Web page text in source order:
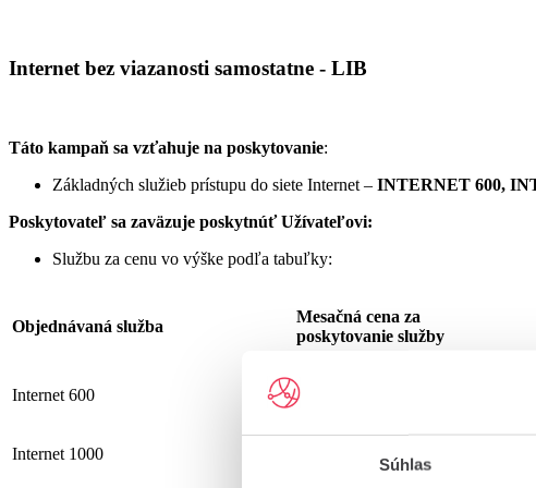
Súhlas
Internet bez viazanosti samostatne - LIB
Táto kampaň sa vzťahuje na poskytovanie:
Základných služieb prístupu do siete Internet – INTERNET 600,
Poskytovateľ sa zaväzuje poskytnúť Užívateľovi:
Službu za cenu vo výške podľa tabuľky:
Objednávaná služba
Mesačná cena za
poskytovanie služby
Internet 600 19,90 €
Internet 1000